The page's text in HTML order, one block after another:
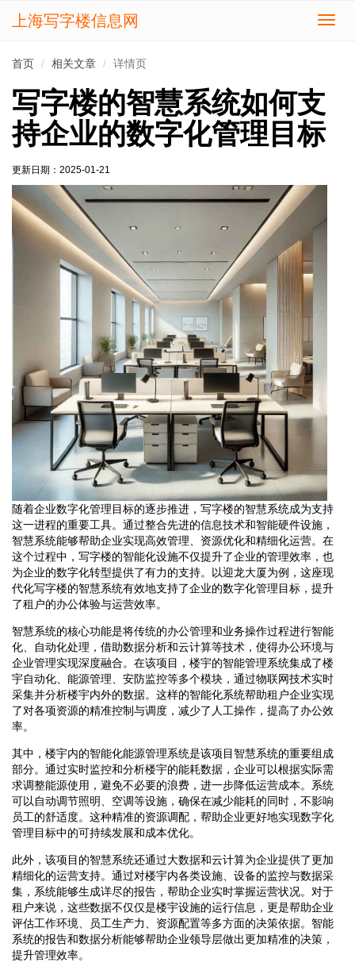
切
上海写字楼信息网
首页 相关文章 详情页
写字楼的智慧系统如何支
持企业的数字化管理目标
更新日期： 2025-01-21
随着企业数字化管理目标的逐步推进，写字楼的智慧系统成为支持
这一进程的重要工具。通过整合先进的信息技术和智能硬件设施，
智慧系统能够帮助企业实现高效管理、资源优化和精细化运营。在
这个过程中，写字楼的智能化设施不仅提升了企业的管理效率，也
为企业的数字化转型提供了有力的支持。以迎龙大厦为例，这座现
代化写字楼的智慧系统有效地支持了企业的数字化管理目标，提升
了租户的办公体验与运营效率。
智慧系统的核心功能是将传统的办公管理和业务操作过程进行智能
化、自动化处理，借助数据分析和云计算等技术，使得办公环境与
企业管理实现深度融合。在该项目，楼宇的智能管理系统集成了楼
宇自动化、能源管理、安防监控等多个模块，通过物联网技术实时
采集并分析楼宇内外的数据。这样的智能化系统帮助租户企业实现
了对各项资源的精准控制与调度，减少了人工操作，提高了办公效
率。
其中，楼宇内的智能化能源管理系统是该项目智慧系统的重要组成
部分。通过实时监控和分析楼宇的能耗数据，企业可以根据实际需
求调整能源使用，避免不必要的浪费，进一步降低运营成本。系统
可以自动调节照明、空调等设施，确保在减少能耗的同时，不影响
员工的舒适度。这种精准的资源调配，帮助企业更好地实现数字化
管理目标中的可持续发展和成本优化。
此外，该项目的智慧系统还通过大数据和云计算为企业提供了更加
精细化的运营支持。通过对楼宇内各类设施、设备的监控与数据采
集，系统能够生成详尽的报告，帮助企业实时掌握运营状况。对于
租户来说，这些数据不仅仅是楼宇设施的运行信息，更是帮助企业
评估工作环境、员工生产力、资源配置等多方面的决策依据。智能
系统的报告和数据分析能够帮助企业领导层做出更加精准的决策，
提升管理效率。